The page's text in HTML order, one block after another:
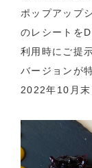
ポップアップ
のレシートを
利用時にご提
バージョンが
2022年10月末